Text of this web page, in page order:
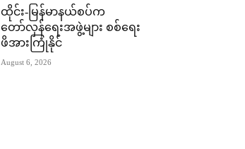
ထိုင်း-မြန်မာနယ်စပ်က
တော်လှန်ရေးအဖွဲ့များ စစ်ရေး
ဖိအားကြုံနိုင်
August 6, 2026